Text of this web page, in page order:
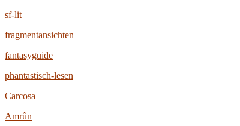
sf-lit
fragmentansichten
fantasyguide
phantastisch-lesen
Carcosa
Amrûn